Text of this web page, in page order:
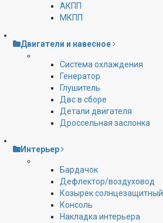
АКПП
МКПП
Двигатели и навесное
Cистема охлаждения
Генератор
Глушитель
Двс в сборе
Детали двигателя
Дроссельная заслонка
Интерьер
Бардачок
Дефлектор/воздуховод
Козырек солнцезащитный
Консоль
Накладка интерьера